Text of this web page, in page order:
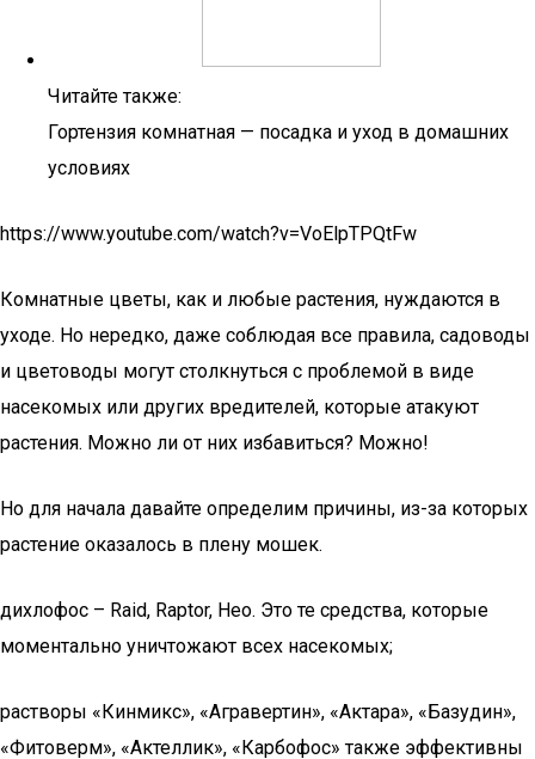
Читайте также:
Гортензия комнатная — посадка и уход в домашних
условиях
https://www.youtube.com/watch?v=VoElpTPQtFw
Комнатные цветы, как и любые растения, нуждаются в
уходе. Но нередко, даже соблюдая все правила, садоводы
и цветоводы могут столкнуться с проблемой в виде
насекомых или других вредителей, которые атакуют
растения. Можно ли от них избавиться? Можно!
Но для начала давайте определим причины, из-за которых
растение оказалось в плену мошек.
дихлофос – Raid, Raptor, Нео. Это те средства, которые
моментально уничтожают всех насекомых;
растворы «Кинмикс», «Агравертин», «Актара», «Базудин»,
«Фитоверм», «Актеллик», «Карбофос» также эффективны